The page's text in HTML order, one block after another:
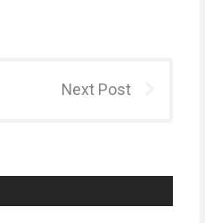
Next Post